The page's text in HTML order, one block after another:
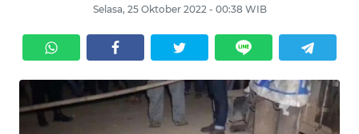
Selasa, 25 Oktober 2022 - 00:38 WIB
KRIMINAL
EKUIN
SAINS-TEKNO